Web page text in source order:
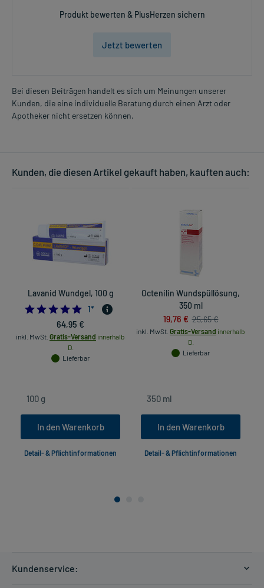
Produkt bewerten & PlusHerzen sichern
Jetzt bewerten
Bei diesen Beiträgen handelt es sich um Meinungen unserer
Kunden, die eine individuelle Beratung durch einen Arzt oder
Apotheker nicht ersetzen können.
Kunden, die diesen Artikel gekauft haben, kauften auch:
Lavanid Wundgel, 100 g
5.0
1*
64,95 €
inkl. MwSt. Gratis-Versand innerhalb
D.
Lieferbar
In den Warenkorb
Detail- & Pflichtinformationen
Octenilin Wundspüllösung,
350 ml
19,76 € 25,65 €
inkl. MwSt. Gratis-Versand innerhalb
D.
Lieferbar
In den Warenkorb
Detail- & Pflichtinformationen
Kundenservice: